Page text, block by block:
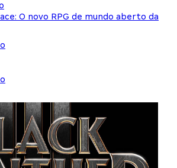
O novo RPG de mundo aberto da